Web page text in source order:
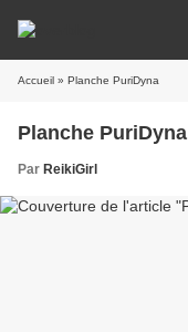
Accueil » Planche PuriDyna
Planche PuriDyna
Par ReikiGirl